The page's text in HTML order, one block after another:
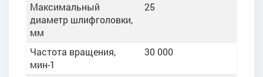
Максимальный
диаметр шлифголовки,
мм
25
Частота вращения,
мин-1
30 000